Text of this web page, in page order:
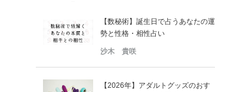
【数秘術】誕生日で占うあなたの運
勢と性格・相性占い
沙木 貴咲
【2026年】アダルトグッズのおす